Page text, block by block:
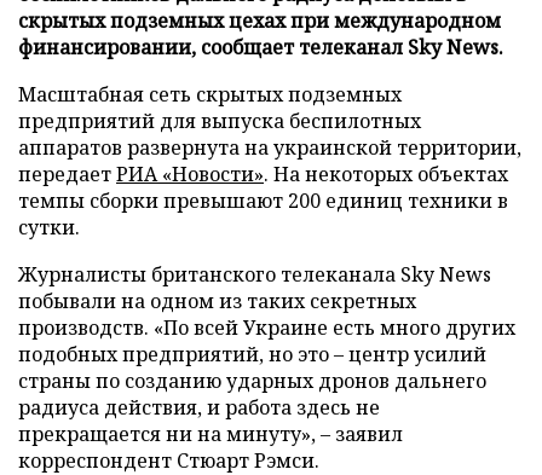
скрытых подземных цехах при международном
финансировании, сообщает телеканал Sky News.
Масштабная сеть скрытых подземных
предприятий для выпуска беспилотных
аппаратов развернута на украинской территории,
передаетРИА «Новости». На некоторых объектах
темпы сборки превышают 200 единиц техники в
сутки.
Журналисты британского телеканала Sky News
побывали на одном из таких секретных
производств. «По всей Украине есть много других
подобных предприятий, но это – центр усилий
страны по созданию ударных дронов дальнего
радиуса действия, и работа здесь не
прекращается ни на минуту», – заявил
корреспондент Стюарт Рэмси.